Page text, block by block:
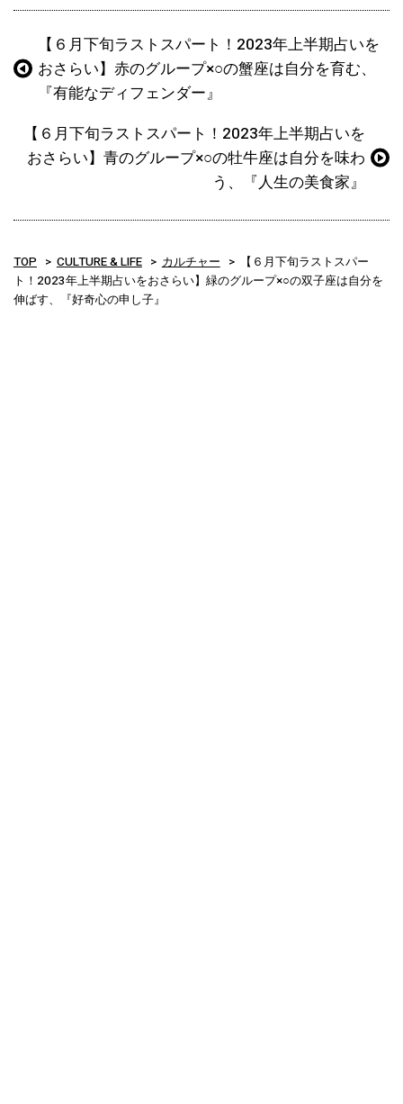
【６月下旬ラストスパート！2023年上半期占いを
おさらい】赤のグループ×○の蟹座は自分を育む、
『有能なディフェンダー』
【６月下旬ラストスパート！2023年上半期占いを
おさらい】青のグループ×○の牡牛座は自分を味わ
う、『人生の美食家』
TOP CULTURE & LIFE カルチャー
【６月下旬ラストスパー
ト！2023年上半期占いをおさらい】緑のグループ×○の双子座は自分を
伸ばす、『好奇心の申し子』